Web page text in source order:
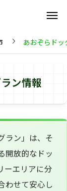
あおぞらドッ
ン情報
ラン」は、そ
開放的なドッ
ーエリアに分
わせて安心し